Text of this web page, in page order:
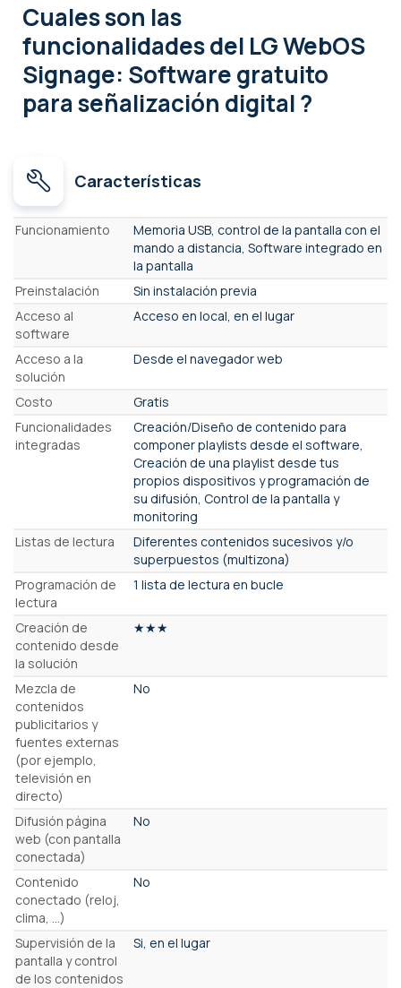
Cuales son las
funcionalidadesdel LG WebOS
Signage: Software gratuito
para señalización digital ?
Características
Características
Funcionamiento
Memoria USB, control de la pantalla con el
mando a distancia, Software integrado en
la pantalla
Preinstalación
Sin instalación previa
Acceso al
software
Acceso en local, en el lugar
Acceso a la
solución
Desde el navegador web
Costo
Gratis
Funcionalidades
integradas
Creación/Diseño de contenido para
componer playlists desde el software,
Creación de una playlist desde tus
propios dispositivos y programación de
su difusión, Control de la pantalla y
monitoring
Listas de lectura
Diferentes contenidos sucesivos y/o
superpuestos (multizona)
Programación de
lectura
1 lista de lectura en bucle
Creación de
contenido desde
la solución
★★★
Mezcla de
contenidos
publicitarios y
fuentes externas
(por ejemplo,
televisión en
directo)
No
Difusión página
web (con pantalla
conectada)
No
Contenido
conectado (reloj,
clima, …)
No
Supervisión de la
pantalla y control
de los contenidos
Si, en el lugar